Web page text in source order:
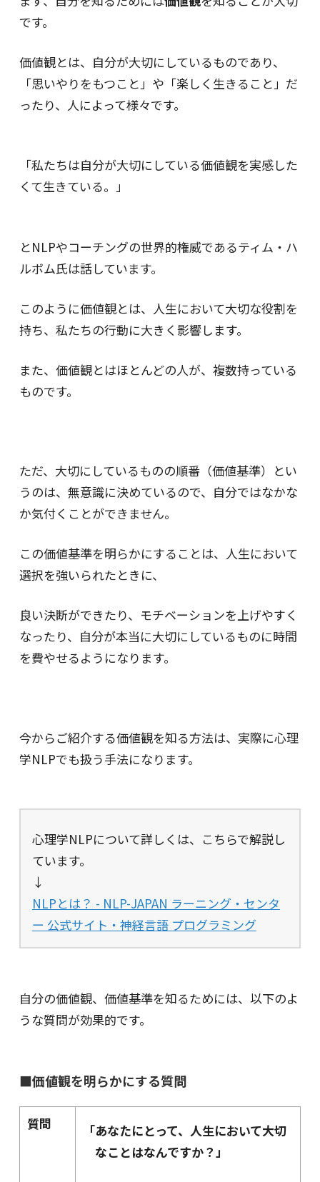
です。
価値観とは、自分が大切にしているものであり、
「思いやりをもつこと」や「楽しく生きること」だ
ったり、人によって様々です。
「私たちは自分が大切にしている価値観を実感した
くて生きている。」
とNLPやコーチングの世界的権威であるティム・ハ
ルボム氏は話しています。
このように価値観とは、人生において大切な役割を
持ち、私たちの行動に大きく影響します。
また、価値観とはほとんどの人が、複数持っている
ものです。
ただ、大切にしているものの順番（価値基準）とい
うのは、無意識に決めているので、自分ではなかな
か気付くことができません。
この価値基準を明らかにすることは、人生において
選択を強いられたときに、
良い決断ができたり、モチベーションを上げやすく
なったり、自分が本当に大切にしているものに時間
を費やせるようになります。
今からご紹介する価値観を知る方法は、実際に心理
学NLPでも扱う手法になります。
心理学NLPについて詳しくは、こちらで解説し
ています。
↓
NLPとは？ - NLP-JAPAN ラーニング・センタ
ー 公式サイト・神経言語 プログラミング
自分の価値観、価値基準を知るためには、以下のよ
うな質問が効果的です。
■価値観を明らかにする質問
質問
「あなたにとって、人生において大切
なことはなんですか？」